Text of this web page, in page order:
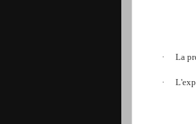
· La
·